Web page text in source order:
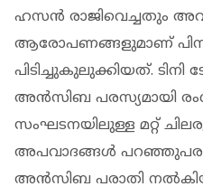
ഹസൻ രാജിവെച്ചതും
ആരോപണങ്ങളുമാണ്
പിടിച്ചുകുലുക്കിയത്. ടിനി
അൻസിബ പരസ്യമായി
സംഘടനയിലുള്ള മറ്റ്
അപവാദങ്ങൾ
അൻസിബ പരാതി